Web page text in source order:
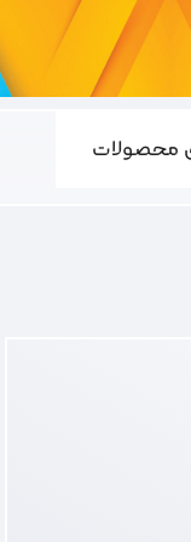
محصولات